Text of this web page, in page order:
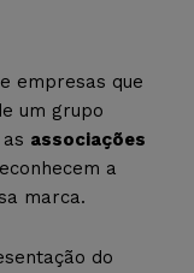
empresas que
um grupo
associações
a
marca.
do